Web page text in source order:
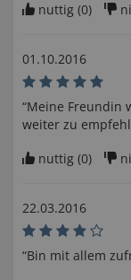
nuttig (0)
01.10.2016
“Meine Freundin
weiter zu
nuttig (0)
22.03.2016
“Bin mit allem